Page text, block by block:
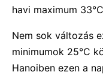
havi maximum
Nem sok változás
minimumok 25°C
Hanoiben ezen a